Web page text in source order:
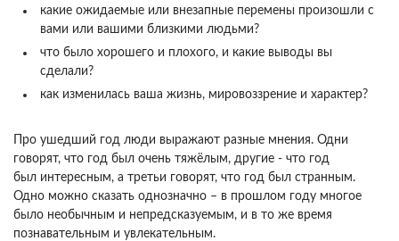
какие ожидаемые или внезапные перемены произошли с
вами или вашими близкими людьми?
что было хорошего и плохого, и какие выводы вы
сделали?
как изменилась ваша жизнь, мировоззрение и характер?
Про ушедший год люди выражают разные мнения. Одни
говорят, что год был очень тяжёлым, другие - что год
был интересным, а третьи говорят, что год был странным.
Одно можно сказать однозначно – в прошлом году многое
было необычным и непредсказуемым, и в то же время
познавательным и увлекательным.